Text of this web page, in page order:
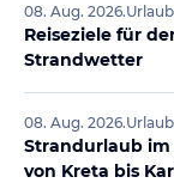
08. Aug. 2026.
Reiseziele für
Strandwetter
08. Aug. 2026.
Strandurlaub im
von Kreta bis